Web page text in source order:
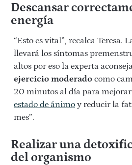
Descansar
energía
“Esto es vital”, recalca Teresa.
llevará los síntomas
altos por eso la experta
ejercicio moderado como
20 minutos al día para
estado de ánimo y reducir la
mes”.
Realizar una
del organismo